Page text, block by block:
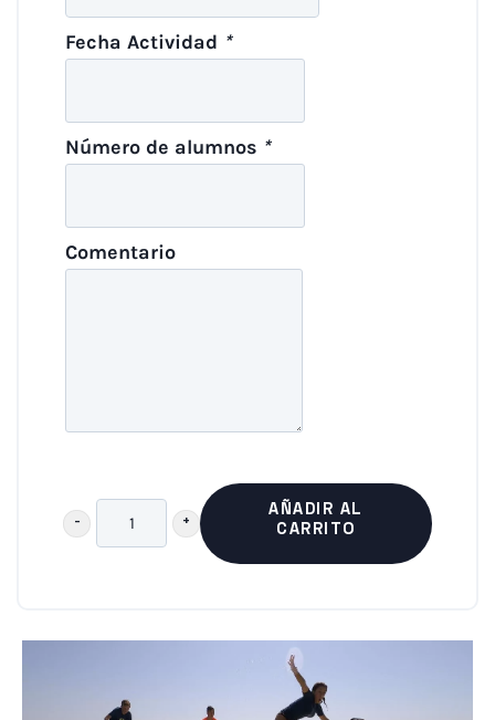
Fecha Actividad *
Número de alumnos *
Comentario
Multi
Kayak
Stand
AÑADIR AL
CARRITO